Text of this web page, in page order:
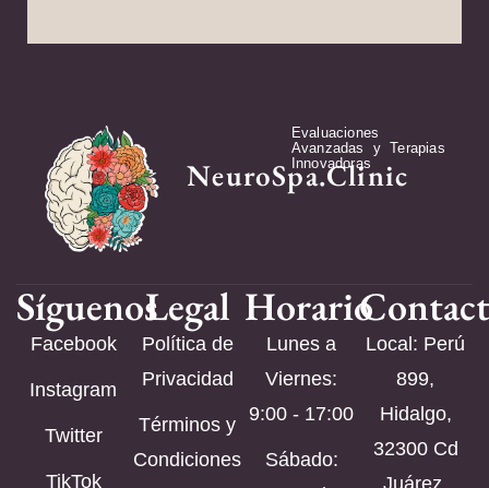
NeuroSpa.Clinic
Evaluaciones
Avanzadas y Terapias
Innovadoras
Síguenos
Facebook
Instagram
Twitter
TikTok
Legal
Política de
Privacidad
Términos y
Condiciones
Horario
Lunes a
Viernes:
9:00 - 17:00
Sábado:
Local: Perú
899,
Hidalgo,
32300 Cd
Juárez,